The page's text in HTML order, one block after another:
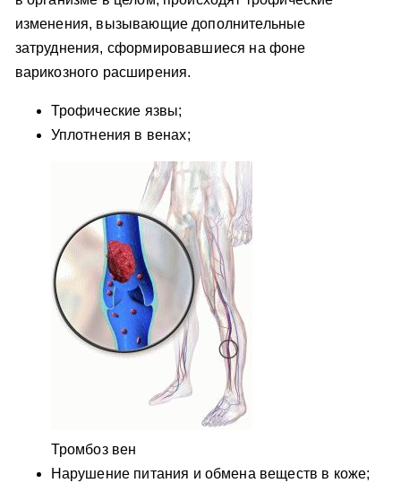
изменения, вызывающие дополнительные
затруднения, сформировавшиеся на фоне
варикозного расширения.
Трофические язвы;
Уплотнения в венах;
Тромбоз вен
Нарушение питания и обмена веществ в коже;